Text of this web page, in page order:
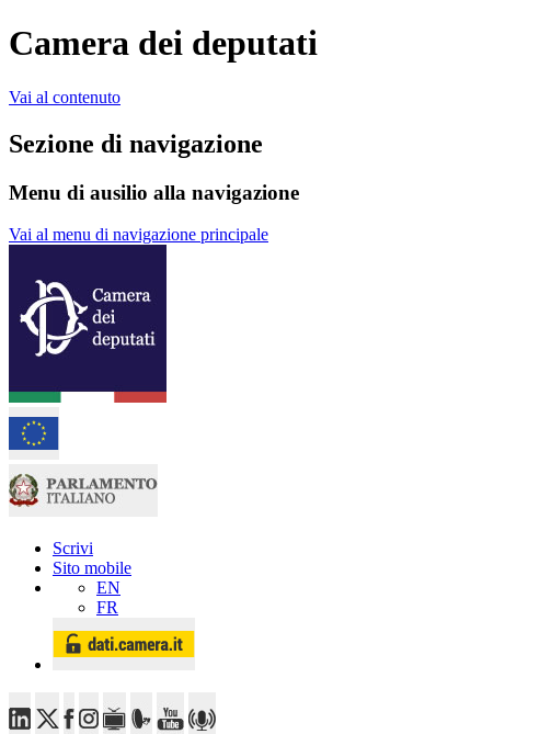
Camera dei deputati
Vai al contenuto
Sezione di navigazione
Menu di ausilio alla navigazione
Vai al menu di navigazione principale
Scrivi
Sito mobile
EN
FR